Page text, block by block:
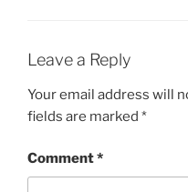
Leave a Reply
Your email address will
fields are marked *
Comment*